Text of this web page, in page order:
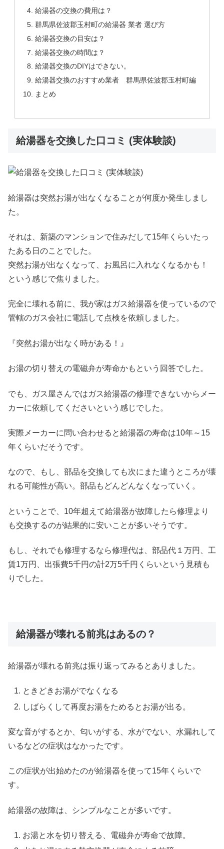
給湯器の交換の費用は？
群馬県佐波郡玉村町の給湯器 業者 選び方
給湯器交換の目安は？
給湯器交換の時間は？
給湯器交換のDIYはできない。
給湯器交換のおすすめ業者 群馬県佐波郡玉村町編
まとめ
給湯器を交換した口コミ (実体験談)
給湯器は突然お湯が出なくなることが何度か発生しまし
た。
それは、新築のマンションで住みだして15年くらいたっ
たある日のことでした。
突然お湯が出なくなって、お風呂に入れなくなるかも！
という感じで焦りました。
完全に壊れる前に、我が家はガス給湯器を使っているので
管轄のガス会社に電話して点検を依頼しました。
『突然お湯が出なく時がある！』
お湯の切り替えの電磁弁が寿命かもという回答でした。
でも、ガス屋さんではガス給湯器の修理できないからメー
カーに依頼してくださいという感じでした。
実際メーカーに問い合わせると給湯器の寿命は10年～15
年くらいだそうです。
なので、もし、部品を交換しても次にまた違うところが壊
れる可能性が高い。部品もどんどんなくなっていく。
ということで、10年超えて給湯器が故障したら修理より
も交換するのが結果的に安いことが多いそうです。
もし、それでも修理するなら修理代は、部品代１万円、工
賃1万円、出張費5千円の計2万5千円くらいという見積も
りでした。
給湯器が壊れる前兆はあるの？
給湯器が壊れる前兆は振り返ってみるとありました。
ときどきお湯がでなくなる
しばらくして再度お湯をためるとお湯が出る。
変な音がするとか、匂いがする、水がでない、水漏れして
いるなどの症状はなかったです。
この症状が出始めたのが給湯器を使って15年くらいで
す。
給湯器の故障は、シンプルなことが多いです。
お湯と水を切り替える、電磁弁が寿命で故障。